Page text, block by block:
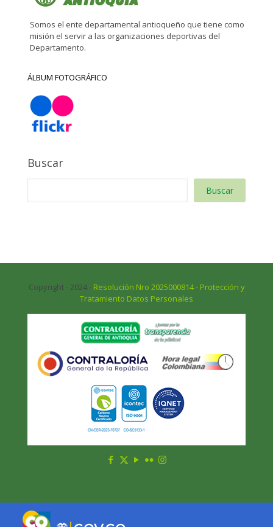
Somos el ente departamental antioqueño que tiene como
misión el servir a las organizaciones deportivas del
Departamento.
ÁLBUM FOTOGRÁFICO
Buscar
Buscar
Copyright - 2024 - Resolución Nro 2025000814 - Protección y
Tratamiento Datos Personales